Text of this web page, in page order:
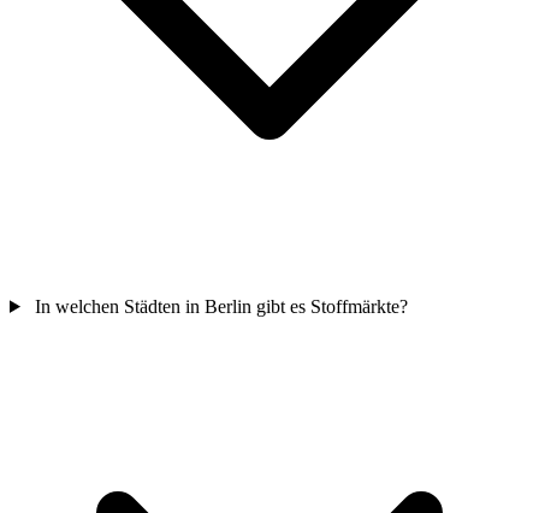
In welchen Städten in Berlin gibt es Stoffmärkte?